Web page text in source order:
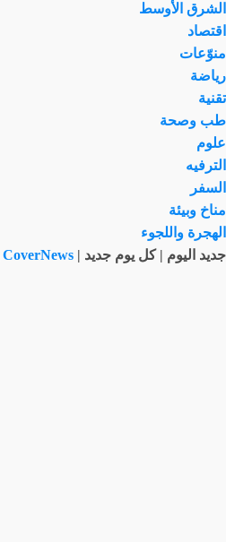
الشرق الأوسط
اقتصاد
منوّعات
رياضة
تقنية
طب وصحة
علوم
الترفيه
السفر
مناخ وبيئة
الهجرة واللجوء
جديد اليوم | كل يوم جديد |
CoverNews